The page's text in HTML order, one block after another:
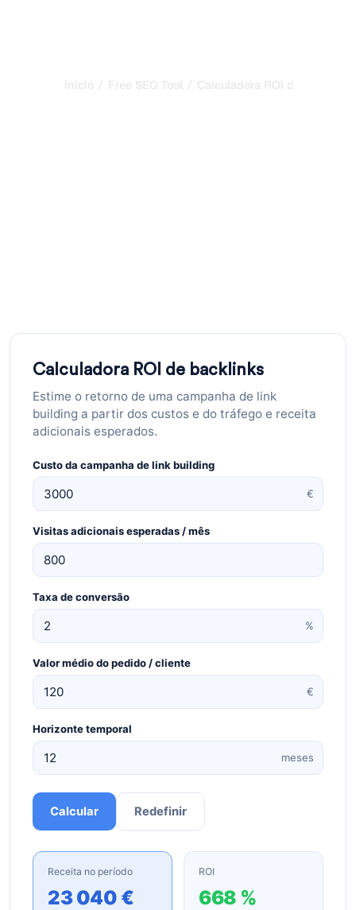
Início / Free SEO Tool / Calculadora ROI de Backlinks
Calculadora ROI de backlinks
Estime o retorno de uma campanha de link
building a partir dos custos e do tráfego e receita
adicionais esperados.
Custo da campanha de link building
€
Visitas adicionais esperadas / mês
Taxa de conversão
%
Valor médio do pedido / cliente
€
Horizonte temporal
meses
Calcular Redefinir
Receita no período
23 040 €
ROI
668 %